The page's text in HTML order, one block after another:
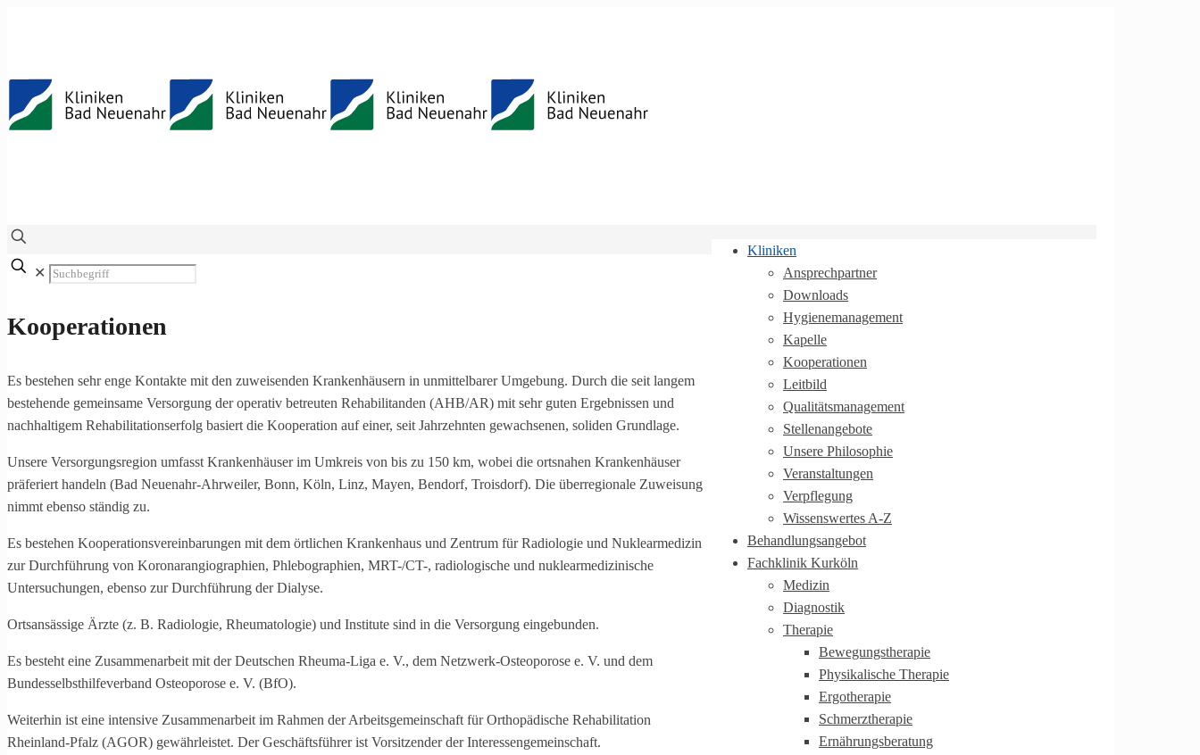
Kliniken
Ansprechpartner
Downloads
Hygienemanagement
Kapelle
Kooperationen
Leitbild
Qualitätsmanagement
Stellenangebote
Unsere Philosophie
Veranstaltungen
Verpflegung
Wissenswertes A-Z
Behandlungsangebot
Fachklinik Kurköln
Medizin
Diagnostik
Therapie
Bewegungstherapie
Physikalische Therapie
Ergotherapie
Schmerztherapie
Ernährungsberatung
✕
Kooperationen
Es bestehen sehr enge Kontakte mit den zuweisenden Krankenhäusern in unmittelbarer Umgebung. Durch die seit langem
bestehende gemeinsame Versorgung der operativ betreuten Rehabilitanden (AHB/AR) mit sehr guten Ergebnissen und
nachhaltigem Rehabili­tations­­erfolg basiert die Kooperation auf einer, seit Jahrzehnten gewachsenen, soliden Grundlage.
Unsere Versorgungsregion umfasst Krankenhäuser im Umkreis von bis zu 150 km, wobei die ortsnahen Krankenhäuser
präferiert handeln (Bad Neuenahr-Ahrweiler, Bonn, Köln, Linz, Mayen, Bendorf, Troisdorf). Die überregionale Zuweisung
nimmt ebenso ständig zu.
Es bestehen Kooperationsvereinbarungen mit dem örtlichen Krankenhaus und Zentrum für Radiologie und Nuklearmedizin
zur Durchführung von Koronarangiographien, Phlebo­graphien, MRT-/CT-, radiologische und nuklearmedizinische
Untersuchungen, ebenso zur Durchführung der Dialyse.
Ortsansässige Ärzte (z. B. Radiologie, Rheumatologie) und Institute sind in die Versorgung eingebunden.
Es besteht eine Zusammenarbeit mit der Deutschen Rheuma-Liga e. V., dem Netzwerk-Osteoporose e. V. und dem
Bundesselbsthilfeverband Osteoporose e. V. (BfO).
Weiterhin ist eine intensive Zusammenarbeit im Rahmen der Arbeitsgemeinschaft für Orthopädische Rehabilitation
Rheinland-Pfalz (AGOR) gewährleistet. Der Geschäftsführer ist Vorsitzender der Interessengemeinschaft.